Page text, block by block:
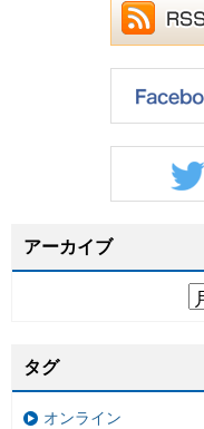
アーカイブ
タグ
オンライン